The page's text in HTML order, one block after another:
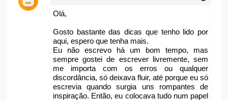
Olá,
Gosto bastante das dicas que tenho lido por
aqui, espero que tenha mais.
Eu não escrevo há um bom tempo, mas
sempre gostei de escrever livremente, sem
me importa com os erros ou qualquer
discordância, só deixava fluir, até porque eu só
escrevia quando surgia uns rompantes de
inspiração. Então, eu colocava tudo num papel